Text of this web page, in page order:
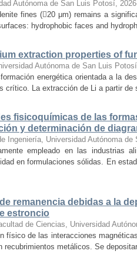
Autónoma de San Luis Potosí,
fines (20 μm) remains a
hydrophobic faces and
extraction properties of
Autónoma de San Luis Potosí
energética orientada a la
crítico. La extracción de Li a partir de
fisicoquímicas de las
y determinación de
Ingeniería, Universidad Autónoma
empleado en las industrias
en formulaciones sólidas. En
remanencia debidas a la
estroncio
de Ciencias, Universidad
físico de las interacciones
recubrimientos metálicos. Se